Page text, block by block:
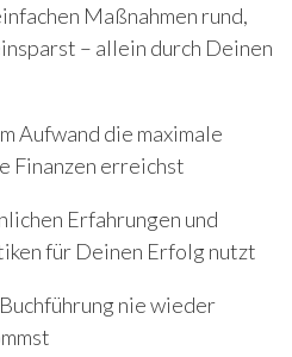
Maßnahmen rund,
– allein durch Deinen
Aufwand die maximale
Finanzen erreichst
Erfahrungen und
für Deinen Erfolg nutzt
nie wieder